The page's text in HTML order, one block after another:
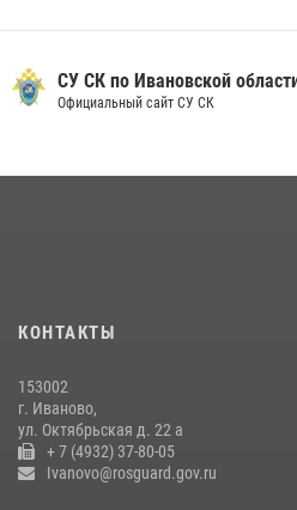
более 250 единиц оружия
08 июля 2026, 09:39
схожий с гранатой
15 июля 2026, 13:03
СУ СК по Ивановской
Официальный сайт СУ СК
КОНТАКТЫ
153002
г. Иваново,
ул. Октябрьская д. 22 а
+ 7 (4932) 37-80-05
Ivanovo@rosguard.gov.ru